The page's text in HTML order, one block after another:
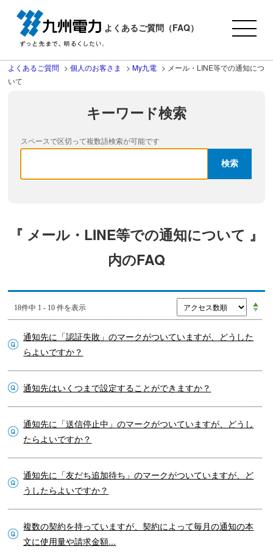
よくあるご質問（FAQ）
よくあるご質問 >個人のお客さま >My九電 > メール・LINE等での通知につ
いて
キーワード検索
スペースで区切って複数語検索が可能です
『 メール・LINE等での通知について 』
内のFAQ
18件中 1 - 10 件を表示
通知先に「認証失敗」のマークがついていますが、どうした
らよいですか？
通知先はいくつまで設定することができますか？
通知先に「送信停止中」のマークがついていますが、どうし
たらよいですか？
通知先に「友だち追加待ち」のマークがついていますが、ど
うしたらよいですか？
複数の契約を持っていますが、契約によって毎月の通知の本
文に使用量や請求金額...